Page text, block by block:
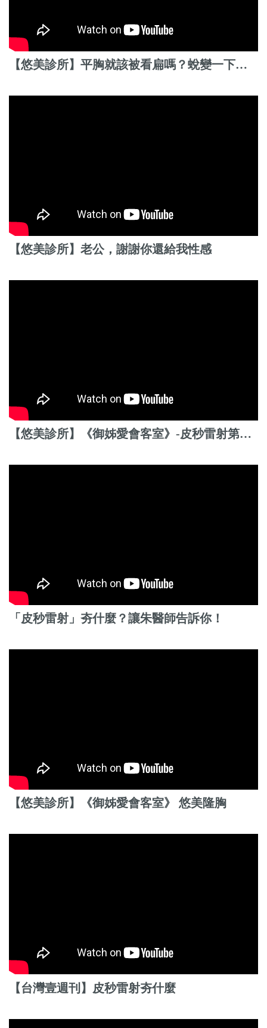
【悠美診所】平胸就該被看扁嗎？蛻變一下又如何
【悠美診所】老公，謝謝你還給我性感
【悠美診所】《御姊愛會客室》-皮秒雷射第二代
「皮秒雷射」夯什麼？讓朱醫師告訴你！
【悠美診所】《御姊愛會客室》 悠美隆胸
【台灣壹週刊】皮秒雷射夯什麼